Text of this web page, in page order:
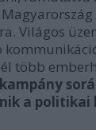
Világos
több
a